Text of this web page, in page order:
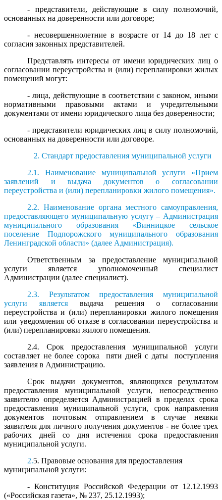
- представители, действующие в силу полномочий,
основанных на доверенности или договоре;
- несовершеннолетние в возрасте от 14 до 18 лет с
согласия законных представителей.
Представлять интересы от имени юридических лиц о
согласовании переустройства и (или) перепланировки жилых
помещений могут:
- лица, действующие в соответствии с законом, иными
нормативными правовыми актами и учредительными
документами от имени юридического лица без доверенности;
- представители юридических лиц в силу полномочий,
основанных на доверенности или договоре.
2. Стандарт предоставления муниципальной услуги
2.1. Наименование муниципальной услуги «Прием
заявлений и выдача документов о согласовании
переустройства и (или) перепланировки жилого помещения».
2.2. Наименование органа местного самоуправления,
предоставляющего муниципальную услугу – Администрация
муниципального образования «Винницкое сельское
поселение Подпорожского муниципального образования
Ленинградской области» (далее Администрация).
Ответственным за предоставление муниципальной
услуги является уполномоченный специалист
Администрации (далее специалист).
2.3. Результатом предоставления муниципальной
услуги является выдача решения о согласовании
переустройства и (или) перепланировки жилого помещения
или уведомления об отказе в согласовании переустройства и
(или) перепланировки жилого помещения.
2.4. Срок предоставления муниципальной услуги
составляет не более сорока пяти дней с даты поступления
заявления в Администрацию.
Срок выдачи документов, являющихся результатом
предоставления муниципальной услуги, непосредственно
заявителю определяется Администрацией в пределах срока
предоставления муниципальной услуги, срок направления
документов почтовым отправлением в случае неявки
заявителя для личного получения документов - не более трех
рабочих дней со дня истечения срока предоставления
муниципальной услуги.
2.5. Правовые основания для предоставления
муниципальной услуги:
- Конституция Российской Федерации от 12.12.1993
(«Российская газета», № 237, 25.12.1993);